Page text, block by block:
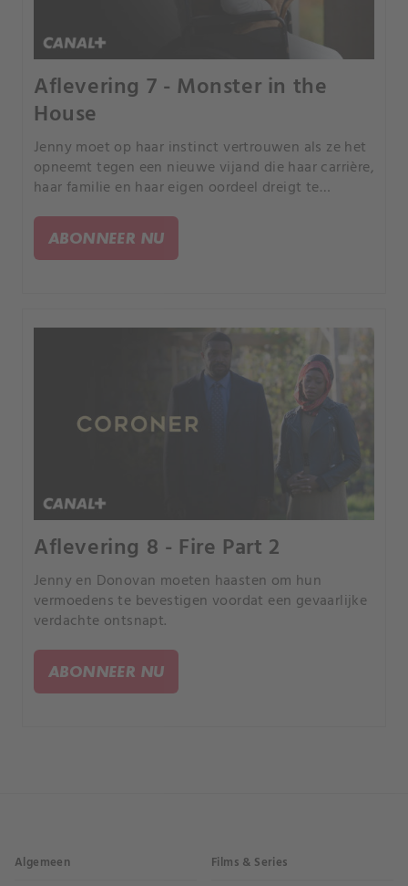
Aflevering 7 - Monster in the
House
Jenny moet op haar instinct vertrouwen als ze het
opneemt tegen een nieuwe vijand die haar carrière,
haar familie en haar eigen oordeel dreigt te
ABONNEER NU
Aflevering 8 - Fire Part 2
Jenny en Donovan moeten haasten om hun
vermoedens te bevestigen voordat een gevaarlijke
verdachte ontsnapt.
ABONNEER NU
Algemeen Films & Series